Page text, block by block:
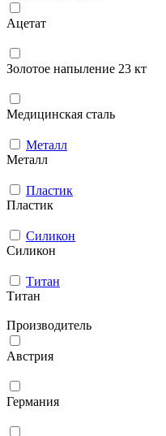
Ацетат
Золотое напыление 23 кт
Медицинская сталь
Металл
Металл
Пластик
Пластик
Силикон
Силикон
Титан
Титан
Производитель
Австрия
Германия